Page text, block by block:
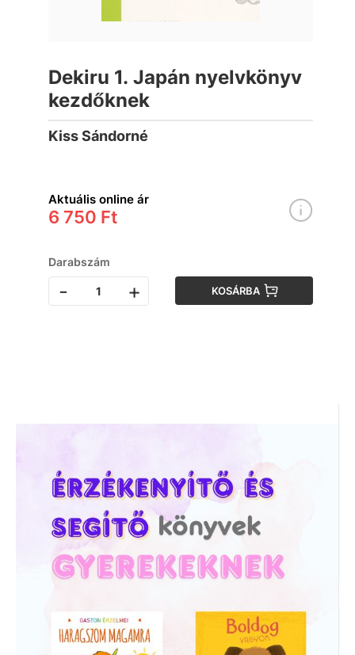
Dekiru 1. Japán nyelvkönyv
kezdőknek
Kiss Sándorné
Aktuális online ár
6 750 Ft
Darabszám
- + KOSÁRBA